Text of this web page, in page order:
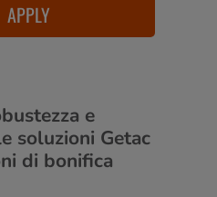
APPLY
e
soluzioni Getac
di bonifica